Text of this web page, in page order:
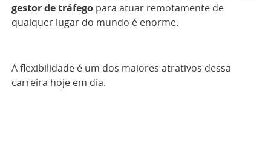
gestor de tráfego para atuar remotamente de
qualquer lugar do mundo é enorme.
A flexibilidade é um dos maiores atrativos dessa
carreira hoje em dia.